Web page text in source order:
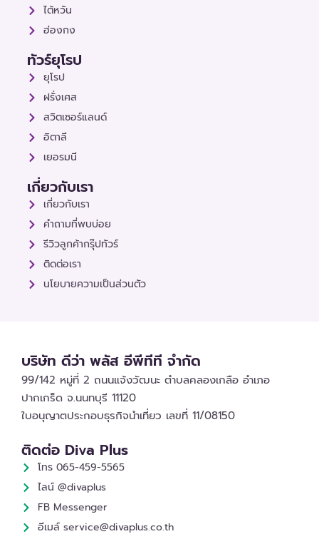
ไต้หวัน
ฮ่องกง
ทัวร์ยุโรป
ยุโรป
ฝรั่งเศส
สวิตเซอร์แลนด์
อิตาลี
เยอรมนี
เกี่ยวกับเรา
เกี่ยวกับเรา
คำถามที่พบบ่อย
รีวิวลูกค้ากรุ๊ปทัวร์
ติดต่อเรา
นโยบายความเป็นส่วนตัว
บริษัท ดีว่า พลัส อีพีทีที จำกัด
99/142 หมู่ที่ 2 ถนนแจ้งวัฒนะ ตำบลคลองเกลือ อำเภอ
ปากเกร็ด จ.นนทบุรี 11120
ใบอนุญาตประกอบธุรกิจนำเที่ยว เลขที่ 11/08150
ติดต่อ Diva Plus
โทร 065-459-5565
ไลน์ @divaplus
FB Messenger
อีเมล์ service@divaplus.co.th